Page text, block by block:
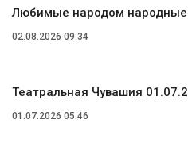
Любимые народом народные
02.08.2026 09:34
Театральная Чувашия
01.07.2026 05:46